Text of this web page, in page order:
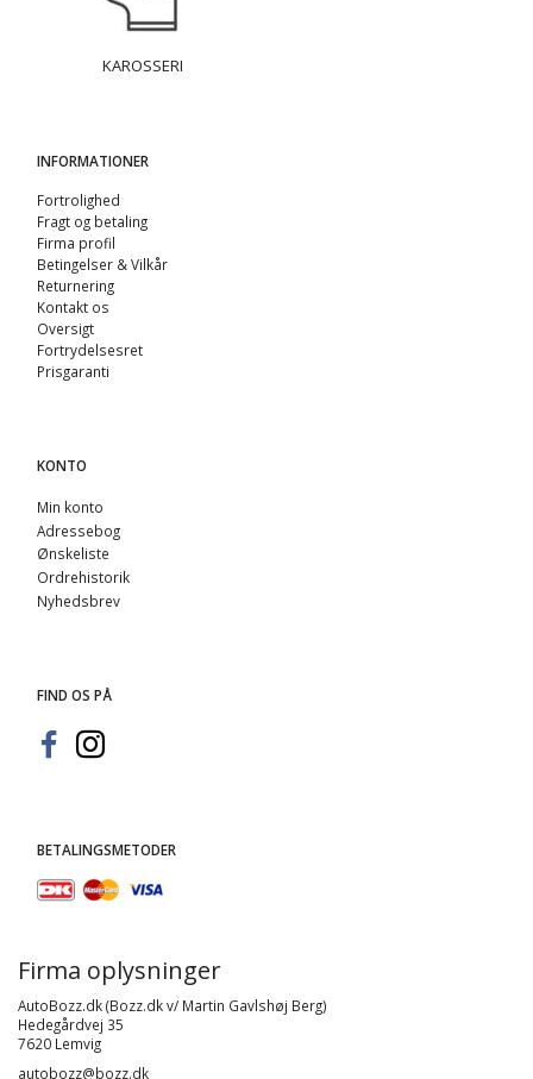
KAROSSERI
INFORMATIONER
Fortrolighed
Fragt og betaling
Firma profil
Betingelser & Vilkår
Returnering
Kontakt os
Oversigt
Fortrydelsesret
Prisgaranti
KONTO
Min konto
Adressebog
Ønskeliste
Ordrehistorik
Nyhedsbrev
FIND OS PÅ
BETALINGSMETODER
Firma oplysninger
AutoBozz.dk (Bozz.dk v/ Martin Gavlshøj Berg)
Hedegårdvej 35
7620 Lemvig
autobozz@bozz.dk